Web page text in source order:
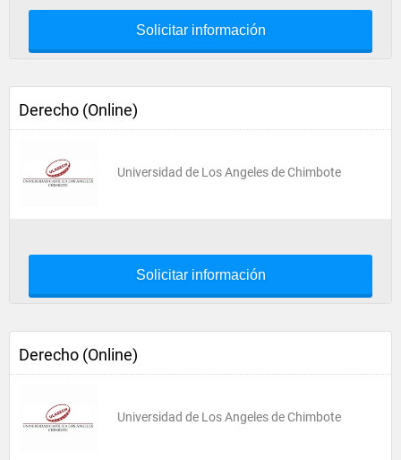
Solicitar información
Derecho (Online)
Universidad de Los Angeles de Chimbote
Solicitar información
Derecho (Online)
Universidad de Los Angeles de Chimbote